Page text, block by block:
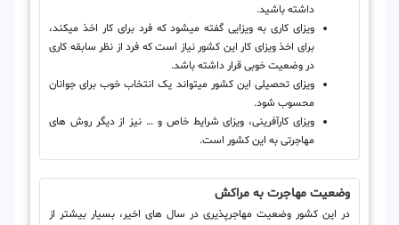
داشته باشید.
ویزای کاری به ویزایی گفته می‎شود که فرد برای کار اخذ می‎کند،
برای اخذ ویزای کار این کشور نیاز است که فرد از نظر سابقه کاری
در وضعیت خوبی قرار داشته باشد.
ویزای تحصیلی این کشور می‎تواند یک انتخاب خوب برای جوانان
محسوب شود.
ویزای کارآفرینی، ویزای شرایط خاص و … نیز از دیگر روش های
مهاجرتی به این کشور است.
وضعیت مهاجرت به مراکش
در این کشور وضعیت مهاجرپذیری در سال های اخیر، بسیار بیشتر از